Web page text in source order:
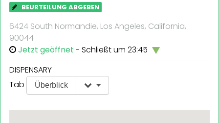
BEURTEILUNG ABGEBEN
6424 South Normandie, Los Angeles, California,
90044
Jetzt geöffnet - Schließt um 23:45
DISPENSARY
Tab
Überblick